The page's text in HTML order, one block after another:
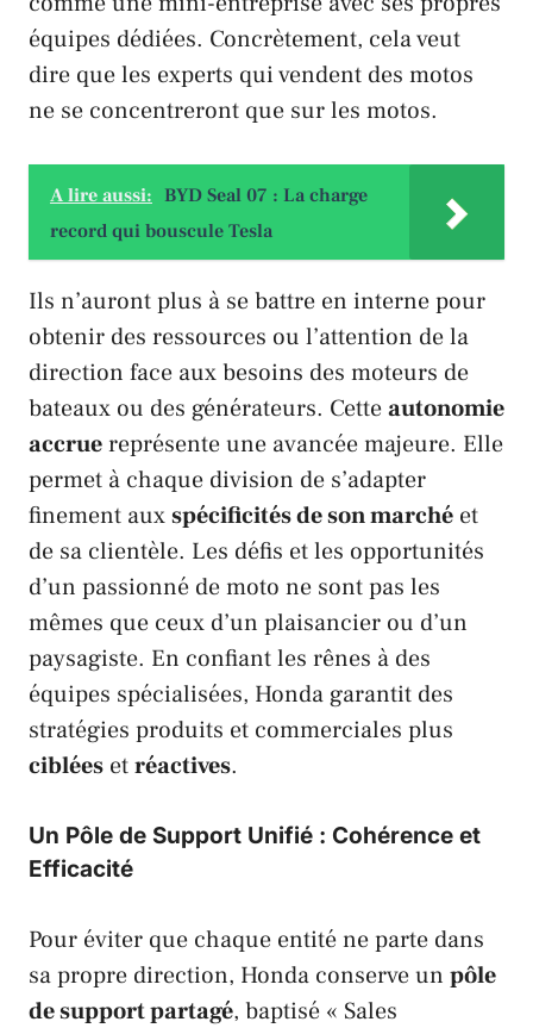
équipes dédiées. Concrètement, cela veut
dire que les experts qui vendent des motos
ne se concentreront que sur les motos.
A lire aussi: BYD Seal 07 : La charge
record qui bouscule Tesla
Ils n’auront plus à se battre en interne pour
obtenir des ressources ou l’attention de la
direction face aux besoins des moteurs de
bateaux ou des générateurs. Cetteautonomie
accruereprésente une avancée majeure. Elle
permet à chaque division de s’adapter
finement auxspécificités de son marché et
de sa clientèle. Les défis et les opportunités
d’un passionné de moto ne sont pas les
mêmes que ceux d’un plaisancier ou d’un
paysagiste. En confiant les rênes à des
équipes spécialisées, Honda garantit des
stratégies produits et commerciales plus
ciblées etréactives.
Un Pôle de Support Unifié : Cohérence et
Efficacité
Pour éviter que chaque entité ne parte dans
sa propre direction, Honda conserve un pôle
de support partagé, baptisé « Sales